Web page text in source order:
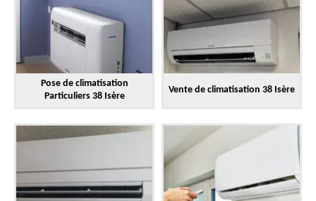
Pose de climatisation
Particuliers 38 Isère
Vente de climatisation 38 Isère